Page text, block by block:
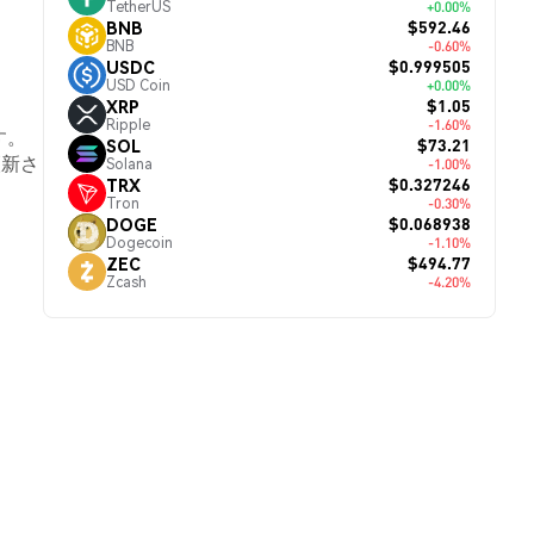
さ
TetherUS +0.00%
BNB
BNB
$592.46
-0.60%
USDC
USD Coin
$0.999505
+0.00%
XRP
Ripple
$1.05
-1.60%
SOL
Solana
$73.21
-1.00%
TRX
Tron
$0.327246
-0.30%
DOGE
Dogecoin
$0.068938
-1.10%
ZEC
Zcash
$494.77
-4.20%